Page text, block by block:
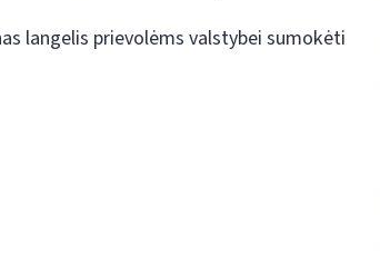
langelis prievolėms valstybei sumokėti